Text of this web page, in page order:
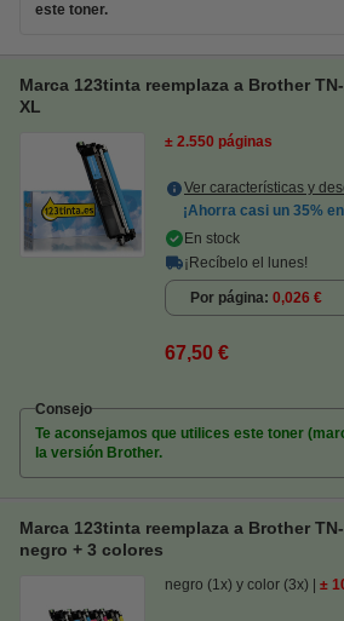
este toner.
Marca 123tinta reemplaza a Brother
XL
± 2.550 páginas
Ver características y
¡Ahorra casi un 35%
En stock
¡Recíbelo el lunes!
Por página 0,026 €
67,50 €
Consejo
Te aconsejamos que utilices este toner
la versión Brother.
Marca 123tinta reemplaza a Brother
negro + 3 colores
negro (1x) y color (3x) ±